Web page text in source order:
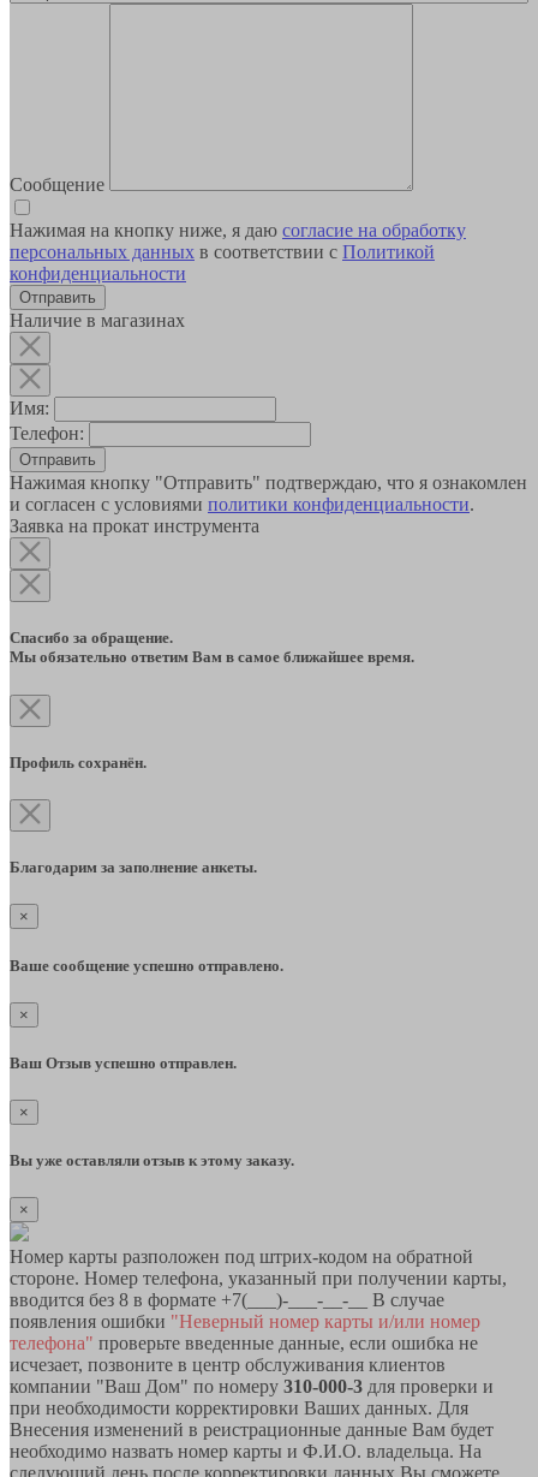
Сообщение
Нажимая на кнопку ниже, я даю согласие на обработку
персональных данных в соответствии с Политикой
конфиденциальности
Наличие в магазинах
Имя:
Телефон:
Отправить
Нажимая кнопку "Отправить" подтверждаю, что я ознакомлен
и согласен с условиями политики конфиденциальности.
Заявка на прокат инструмента
Спасибо за обращение.
Мы обязательно ответим Вам в самое ближайшее время.
Профиль сохранён.
Благодарим за заполнение анкеты.
×
Ваше сообщение успешно отправлено.
×
Ваш Отзыв успешно отправлен.
×
Вы уже оставляли отзыв к этому заказу.
×
Номер карты разположен под штрих-кодом на обратной
стороне. Номер телефона, указанный при получении карты,
вводится без 8 в формате +7(___)-___-__-__ В случае
появления ошибки "Неверный номер карты и/или номер
телефона" проверьте введенные данные, если ошибка не
исчезает, позвоните в центр обслуживания клиентов
компании "Ваш Дом" по номеру 310-000-3 для проверки и
при необходимости корректировки Ваших данных. Для
Внесения изменений в реистрационные данные Вам будет
необходимо назвать номер карты и Ф.И.О. владельца. На